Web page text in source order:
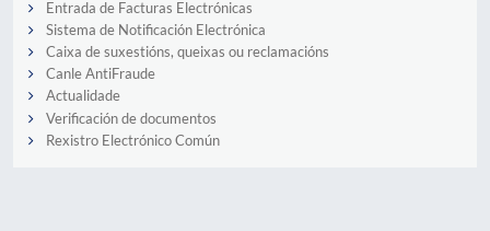
Entrada de Facturas Electrónicas
Sistema de Notificación Electrónica
Caixa de suxestións, queixas ou reclamacións
Canle AntiFraude
Actualidade
Verificación de documentos
Rexistro Electrónico Común